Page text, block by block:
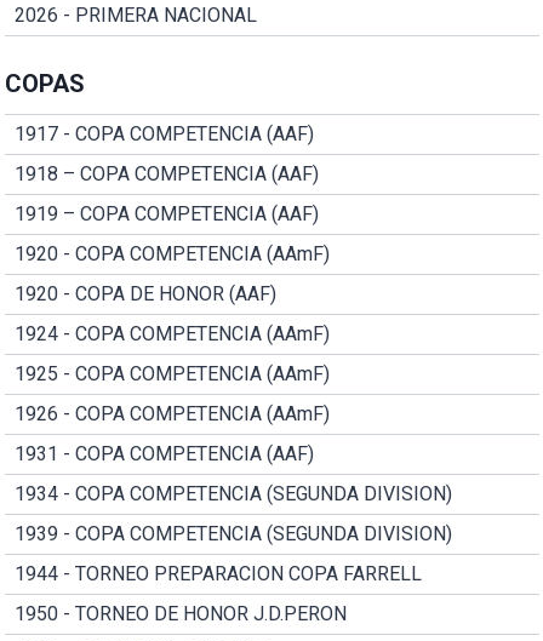
2026 - PRIMERA NACIONAL
COPAS
1917 - COPA COMPETENCIA (AAF)
1918 – COPA COMPETENCIA (AAF)
1919 – COPA COMPETENCIA (AAF)
1920 - COPA COMPETENCIA (AAmF)
1920 - COPA DE HONOR (AAF)
1924 - COPA COMPETENCIA (AAmF)
1925 - COPA COMPETENCIA (AAmF)
1926 - COPA COMPETENCIA (AAmF)
1931 - COPA COMPETENCIA (AAF)
1934 - COPA COMPETENCIA (SEGUNDA DIVISION)
1939 - COPA COMPETENCIA (SEGUNDA DIVISION)
1944 - TORNEO PREPARACION COPA FARRELL
1950 - TORNEO DE HONOR J.D.PERON